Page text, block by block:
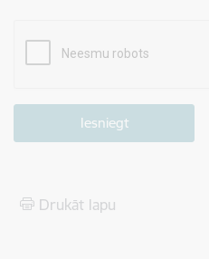
Drukāt lapu